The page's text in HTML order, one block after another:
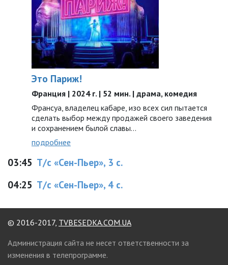
Это Париж!
Франция | 2024 г. | 52 мин. | драма, комедия
Франсуа, владелец кабаре, изо всех сил пытается
сделать выбор между продажей своего заведения
и сохранением былой славы…
подробнее
03:45 Т/с «Сен-Пьер», 3 с.
04:25 Т/с «Сен-Пьер», 4 с.
© 2016-2017, TVBESEDKA.COM.UA
Администрация сайта не несет ответственности за
изменения в телепрограмме.